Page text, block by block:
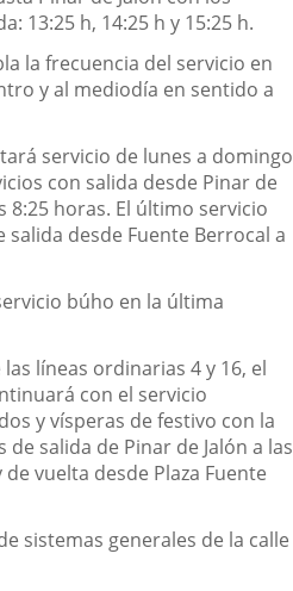
13:25 h, 14:25 h y 15:25 h.
la frecuencia del servicio en
y al mediodía en sentido a
servicio de lunes a domingo
con salida desde Pinar de
8:25 horas. El último servicio
salida desde Fuente Berrocal a
búho en la última
líneas ordinarias 4 y 16, el
con el servicio
y vísperas de festivo con la
salida de Pinar de Jalón a las
vuelta desde Plaza Fuente
sistemas generales de la calle